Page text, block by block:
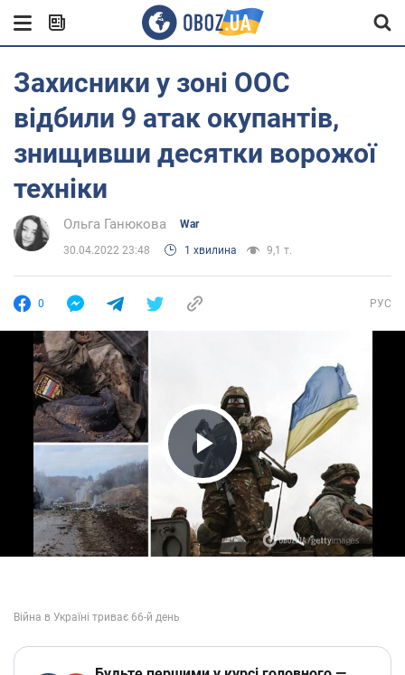
Захисники у зоні ООС
відбили 9 атак окупантів,
знищивши десятки ворожої
техніки
Ольга Ганюкова War
30.04.2022 23:48 1 хвилина 9,1 т.
0 РУС
Play Video